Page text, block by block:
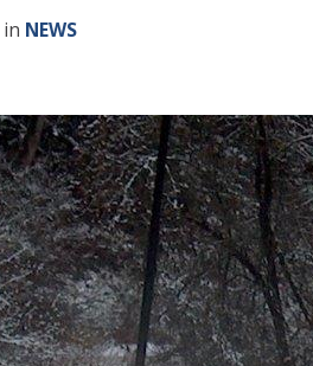
in NEWS